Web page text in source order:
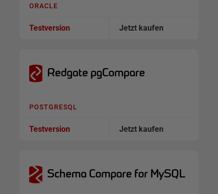
ORACLE
Testversion Jetzt kaufen
Redgate pgCompare
POSTGRESQL
Testversion Jetzt kaufen
Schema Compare for MySQL